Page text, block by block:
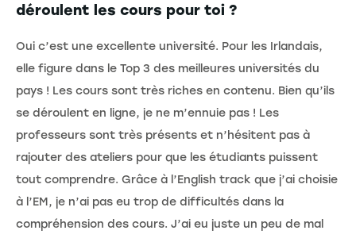
déroulent les cours pour toi ?
Oui c’est une excellente université. Pour les Irlandais,
elle figure dans le Top 3 des meilleures universités du
pays ! Les cours sont très riches en contenu. Bien qu’ils
se déroulent en ligne, je ne m’ennuie pas ! Les
professeurs sont très présents et n’hésitent pas à
rajouter des ateliers pour que les étudiants puissent
tout comprendre. Grâce à l’English track que j’ai choisie
à l’EM, je n’ai pas eu trop de difficultés dans la
compréhension des cours. J’ai eu juste un peu de mal